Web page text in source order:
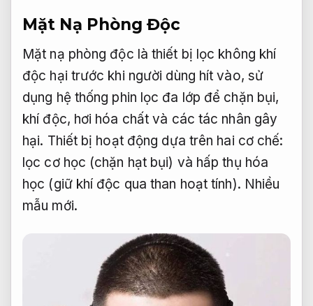
Mặt Nạ Phòng Độc
Mặt nạ phòng độc là thiết bị lọc không khí
độc hại trước khi người dùng hít vào, sử
dụng hệ thống phin lọc đa lớp để chặn bụi,
khí độc, hơi hóa chất và các tác nhân gây
hại. Thiết bị hoạt động dựa trên hai cơ chế:
lọc cơ học (chặn hạt bụi) và hấp thụ hóa
học (giữ khí độc qua than hoạt tính). Nhiều
mẫu mới.